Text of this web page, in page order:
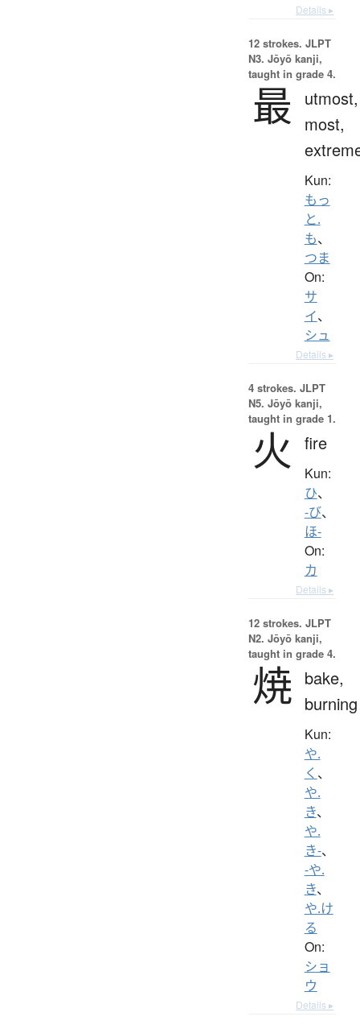
Details ▸
12 strokes. JLPT
N3. Jōyō kanji,
taught in grade 4.
最
utmost,
most,
Kun:
もっ
と.
も、
つま
On:
サ
イ、
シュ
Details ▸
4 strokes. JLPT
N5. Jōyō kanji,
taught in grade 1.
火 fire
Kun:
ひ、
-び、
ほ-
On:
カ
Details ▸
12 strokes. JLPT
N2. Jōyō kanji,
taught in grade 4.
焼 bake,
burning
Kun:
や.
く 、
や.
き、
や.
き-、
-や.
き、
や.け
る
On:
ショ
ウ
Details ▸